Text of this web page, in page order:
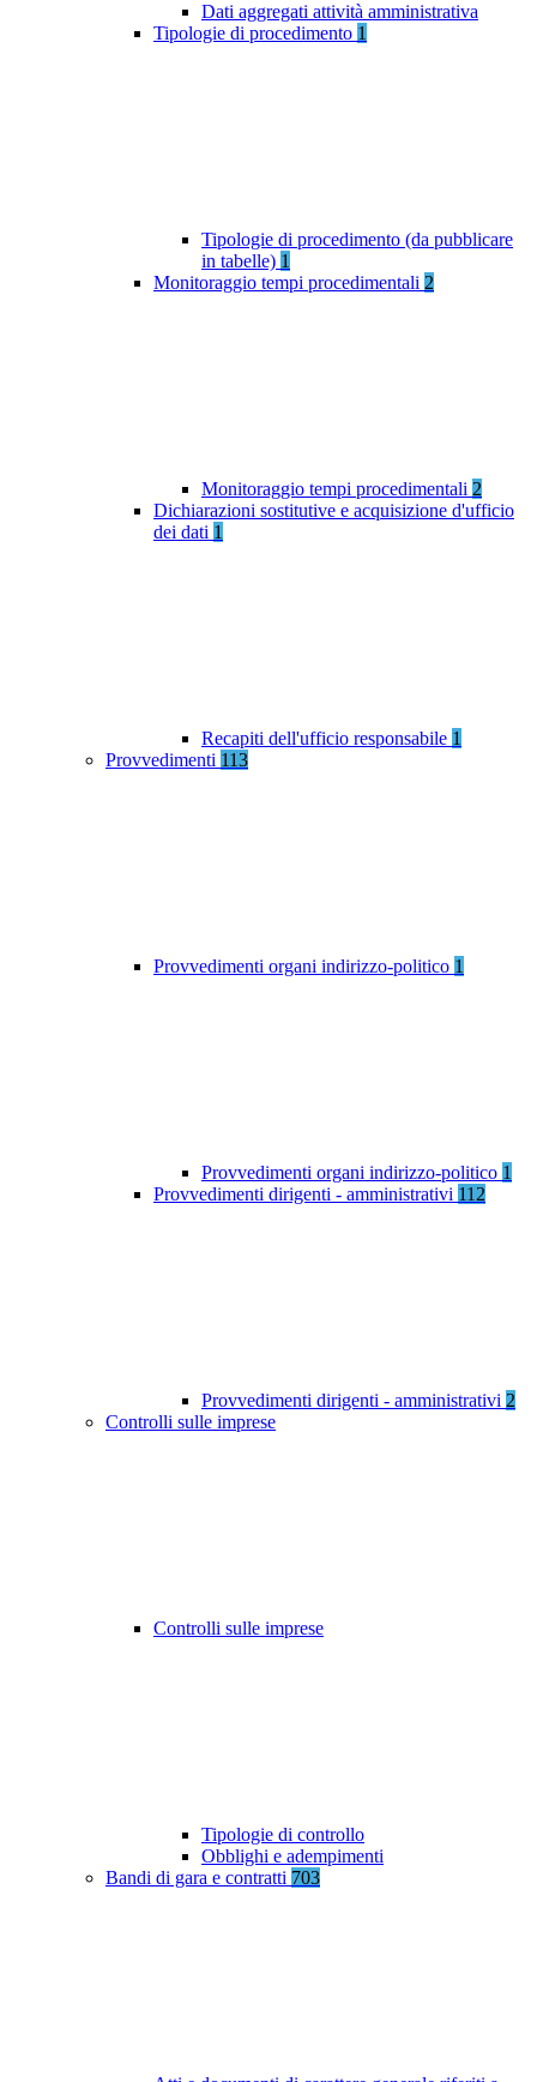
Dati aggregati attività amministrativa
Tipologie di procedimento 1
Tipologie di procedimento (da pubblicare
in tabelle) 1
Monitoraggio tempi procedimentali 2
Monitoraggio tempi procedimentali 2
Dichiarazioni sostitutive e acquisizione d'ufficio
dei dati 1
Recapiti dell'ufficio responsabile 1
Provvedimenti 113
Provvedimenti organi indirizzo-politico 1
Provvedimenti organi indirizzo-politico 1
Provvedimenti dirigenti - amministrativi 112
Provvedimenti dirigenti - amministrativi 2
Controlli sulle imprese
Controlli sulle imprese
Tipologie di controllo
Obblighi e adempimenti
Bandi di gara e contratti 703